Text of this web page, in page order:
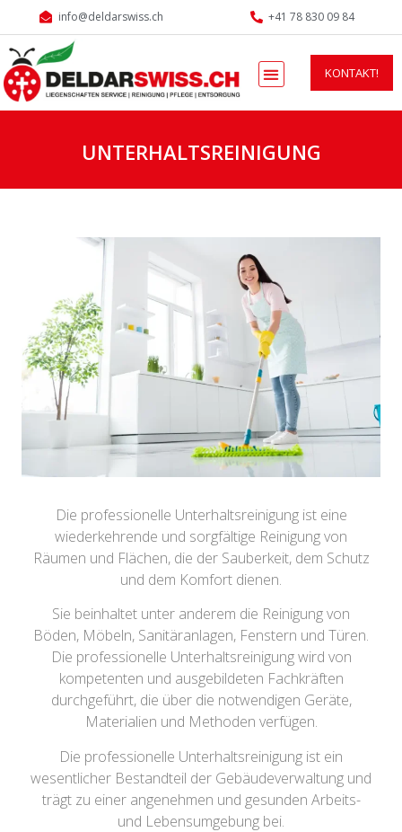
info@deldarswiss.ch +41 78 830 09 84
KONTAKT!
UNTERHALTSREINIGUNG
Die professionelle Unterhaltsreinigung ist eine
wiederkehrende und sorgfältige Reinigung von
Räumen und Flächen, die der Sauberkeit, dem Schutz
und dem Komfort dienen.
Sie beinhaltet unter anderem die Reinigung von
Böden, Möbeln, Sanitäranlagen, Fenstern und Türen.
Die professionelle Unterhaltsreinigung wird von
kompetenten und ausgebildeten Fachkräften
durchgeführt, die über die notwendigen Geräte,
Materialien und Methoden verfügen.
Die professionelle Unterhaltsreinigung ist ein
wesentlicher Bestandteil der Gebäudeverwaltung und
trägt zu einer angenehmen und gesunden Arbeits-
und Lebensumgebung bei.